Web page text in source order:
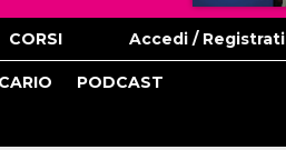
CORSI Accedi / Registrati
PODCAST